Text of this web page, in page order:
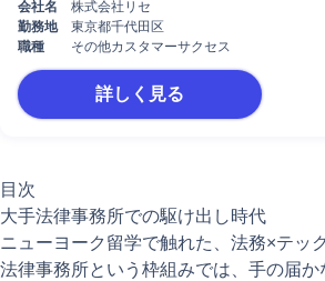
会社名
株式会社リセ
勤務地
東京都千代田区
職種
その他カスタマーサクセス
詳しく見る
目次
大手法律事務所での駆け出し時代
ニューヨーク留学で触れた、法務×テッ
法律事務所という枠組みでは、手の届